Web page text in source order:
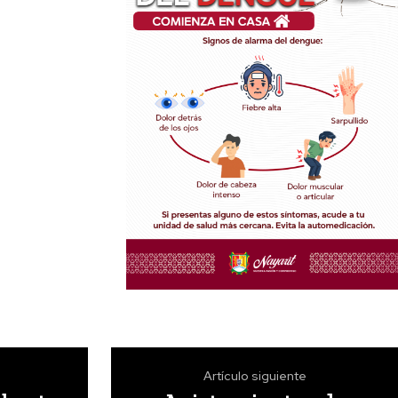
Artículo siguiente